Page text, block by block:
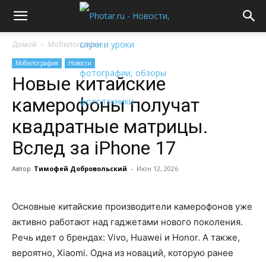
Домой Мобилография
Мобилография Новости
Новые китайские
камерофоны получат
квадратные матрицы.
Вслед за iPhone 17
Автор Тимофей Добровольский - Июн 12, 2026
Основные китайские производители камерофонов уже
активно работают над гаджетами нового поколения.
Речь идет о брендах: Vivo, Huawei и Honor. А также,
вероятно, Xiaomi. Одна из новаций, которую ранее